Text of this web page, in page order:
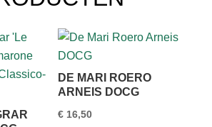
DE MARI ROERO
ARNEIS DOCG
€ 16,50